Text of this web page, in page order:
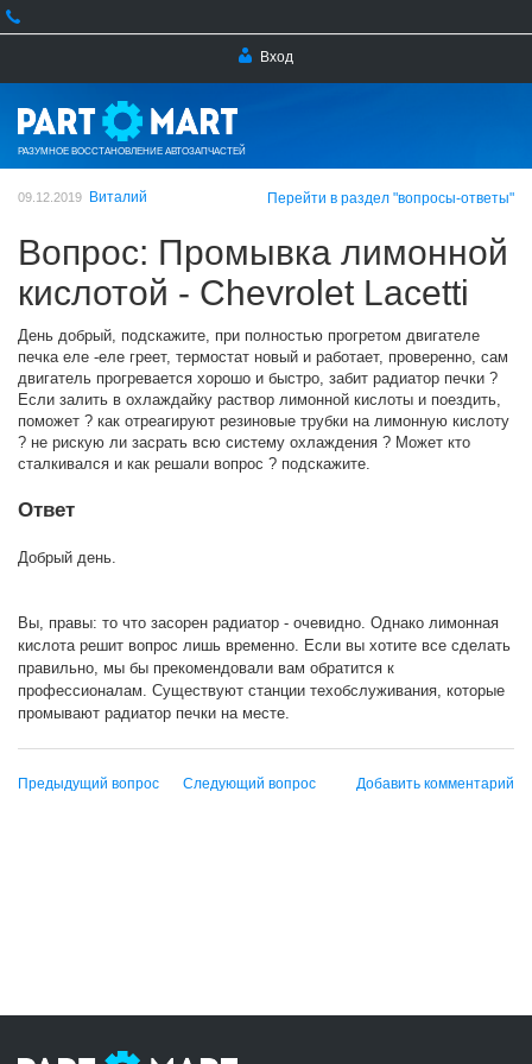
Вход
РАЗУМНОЕ ВОССТАНОВЛЕНИЕ АВТОЗАПЧАСТЕЙ
09.12.2019 Виталий Перейти в раздел "вопросы-ответы"
Вопрос: Промывка лимонной
кислотой - Chevrolet Lacetti
День добрый, подскажите, при полностью прогретом двигателе
печка еле -еле греет, термостат новый и работает, проверенно, сам
двигатель прогревается хорошо и быстро, забит радиатор печки ?
Если залить в охлаждайку раствор лимонной кислоты и поездить,
поможет ? как отреагируют резиновые трубки на лимонную кислоту
? не рискую ли засрать всю систему охлаждения ? Может кто
сталкивался и как решали вопрос ? подскажите.
Ответ
Добрый день.
Вы, правы: то что засорен радиатор - очевидно. Однако лимонная
кислота решит вопрос лишь временно. Если вы хотите все сделать
правильно, мы бы прекомендовали вам обратится к
профессионалам. Существуют станции техобслуживания, которые
промывают радиатор печки на месте.
Предыдущий вопрос Следующий вопрос Добавить комментарий